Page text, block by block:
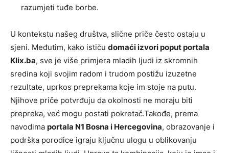
razumjeti tuđe borbe.
U kontekstu našeg društva, slične priče često ostaju u
sjeni. Međutim, kako ističu domaći izvori poput portala
Klix.ba, sve je više primjera mladih ljudi iz skromnih
sredina koji svojim radom i trudom postižu izuzetne
rezultate, uprkos preprekama koje im stoje na putu.
Njihove priče potvrđuju da okolnosti ne moraju biti
prepreka, već mogu postati pokretač.Takođe, prema
navodima portala N1 Bosna i Hercegovina, obrazovanje i
podrška porodice igraju ključnu ulogu u oblikovanju